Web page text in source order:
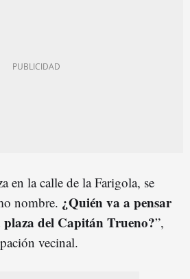
en la calle de la Farigola, se
nombre. ¿Quién va a pensar
plaza del Capitán Trueno?”,
vecinal.